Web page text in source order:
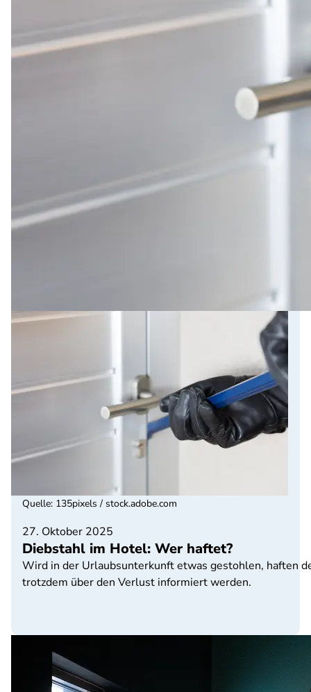
27. Oktober 2025
Diebstahl im Hotel: Wer haftet?
Wird in der Urlaubsunterkunft etwas gestohlen, haften
trotzdem über den Verlust informiert werden.
Quelle: 135pixels / stock.adobe.com